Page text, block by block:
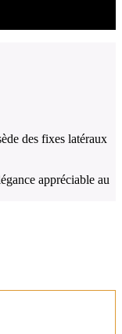
des fixes latéraux
appréciable au